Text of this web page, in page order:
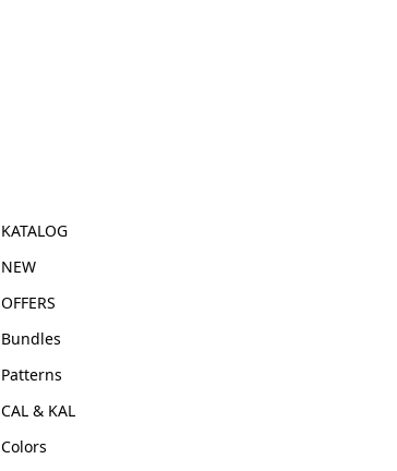
KATALOG
NEW
OFFERS
Bundles
Patterns
CAL & KAL
Colors